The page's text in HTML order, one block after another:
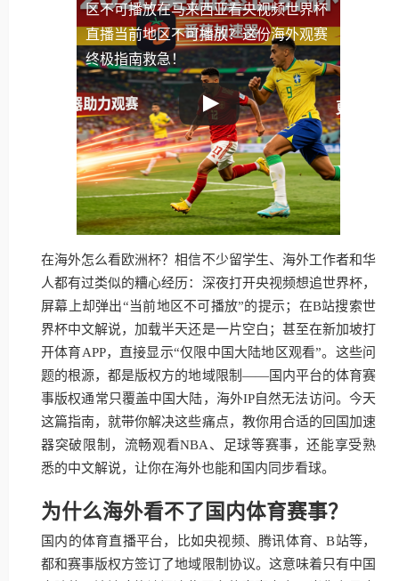
区不可播放在马来西亚看央视频世界杯
直播当前地区不可播放？这份海外观赛
终极指南救急！
在海外怎么看欧洲杯？相信不少留学生、海外工作者和华
人都有过类似的糟心经历：深夜打开央视频想追世界杯，
屏幕上却弹出“当前地区不可播放”的提示；在B站搜索世
界杯中文解说，加载半天还是一片空白；甚至在新加坡打
开体育APP，直接显示“仅限中国大陆地区观看”。这些问
题的根源，都是版权方的地域限制——国内平台的体育赛
事版权通常只覆盖中国大陆，海外IP自然无法访问。今天
这篇指南，就带你解决这些痛点，教你用合适的回国加速
器突破限制，流畅观看NBA、足球等赛事，还能享受熟
悉的中文解说，让你在海外也能和国内同步看球。
为什么海外看不了国内体育赛事？
国内的体育直播平台，比如央视频、腾讯体育、B站等，
都和赛事版权方签订了地域限制协议。这意味着只有中国